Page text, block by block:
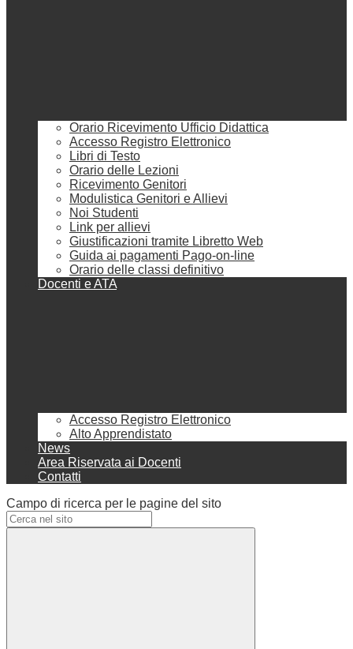
Orario Ricevimento Ufficio Didattica
Accesso Registro Elettronico
Libri di Testo
Orario delle Lezioni
Ricevimento Genitori
Modulistica Genitori e Allievi
Noi Studenti
Link per allievi
Giustificazioni tramite Libretto Web
Guida ai pagamenti Pago-on-line
Orario delle classi definitivo
Docenti e ATA
Accesso Registro Elettronico
Alto Apprendistato
News
Area Riservata ai Docenti
Contatti
Campo di ricerca per le pagine del sito